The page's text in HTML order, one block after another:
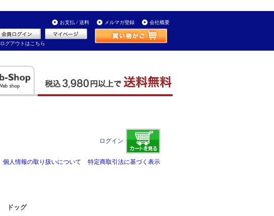
お支払 / 送料 メルマガ登録 会社概要
ログアウトはこちら
ログイン
個人情報の取り扱いについて 特定商取引法に基づく表示
ドッグ